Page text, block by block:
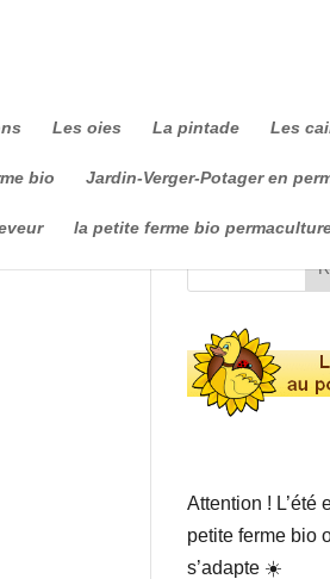
Les oies La pintade Les
bio Jardin-Verger-Potager en
la petite ferme bio
Attention ! L’été
petite ferme bio
s’adapte ☀️